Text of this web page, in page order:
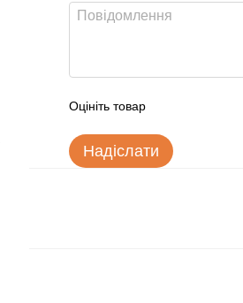
Оцініть товар
Надіслати